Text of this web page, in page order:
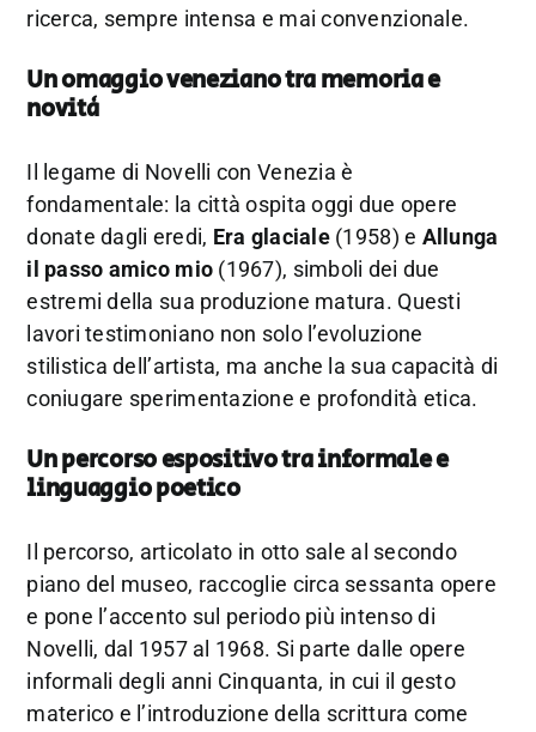
ricerca, sempre intensa e mai convenzionale.
Un omaggio veneziano tra memoria e
novità
Il legame di Novelli con Venezia è
fondamentale: la città ospita oggi due opere
donate dagli eredi, Era glaciale(1958) e Allunga
il passo amico mio (1967), simboli dei due
estremi della sua produzione matura. Questi
lavori testimoniano non solo l’evoluzione
stilistica dell’artista, ma anche la sua capacità di
coniugare sperimentazione e profondità etica.
Un percorso espositivo tra informale e
linguaggio poetico
Il percorso, articolato in otto sale al secondo
piano del museo, raccoglie circa sessanta opere
e pone l’accento sul periodo più intenso di
Novelli, dal 1957 al 1968. Si parte dalle opere
informali degli anni Cinquanta, in cui il gesto
materico e l’introduzione della scrittura come